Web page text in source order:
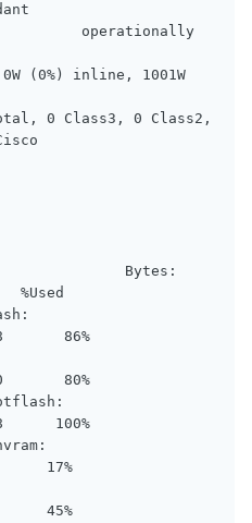
(0%) inline, 1001W
0 Class3, 0 Class2,
Bytes:
%Used
86%
disk0:
80%
bootflash:
100%
17%
nvram:
45%